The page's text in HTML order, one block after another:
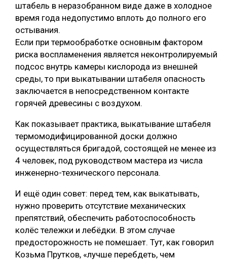
штабель в неразобранном виде даже в холодное
время года недопустимо вплоть до полного его
остывания.
Если при термообработке основным фактором
риска воспламенения является неконтролируемый
подсос внутрь камеры кислорода из внешней
среды, то при выкатывании штабеля опасность
заключается в непосредственном контакте
горячей древесины с воздухом.
Как показывает практика, выкатывание штабеля
термомодифицированной доски должно
осуществляться бригадой, состоящей не менее из
4 человек, под руководством мастера из числа
инженерно-технического персонала.
И ещё один совет: перед тем, как выкатывать,
нужно проверить отсутствие механических
препятствий, обеспечить работоспособность
колёс тележки и лебёдки. В этом случае
предосторожность не помешает. Тут, как говорил
Козьма Прутков, «лучше перебдеть, чем